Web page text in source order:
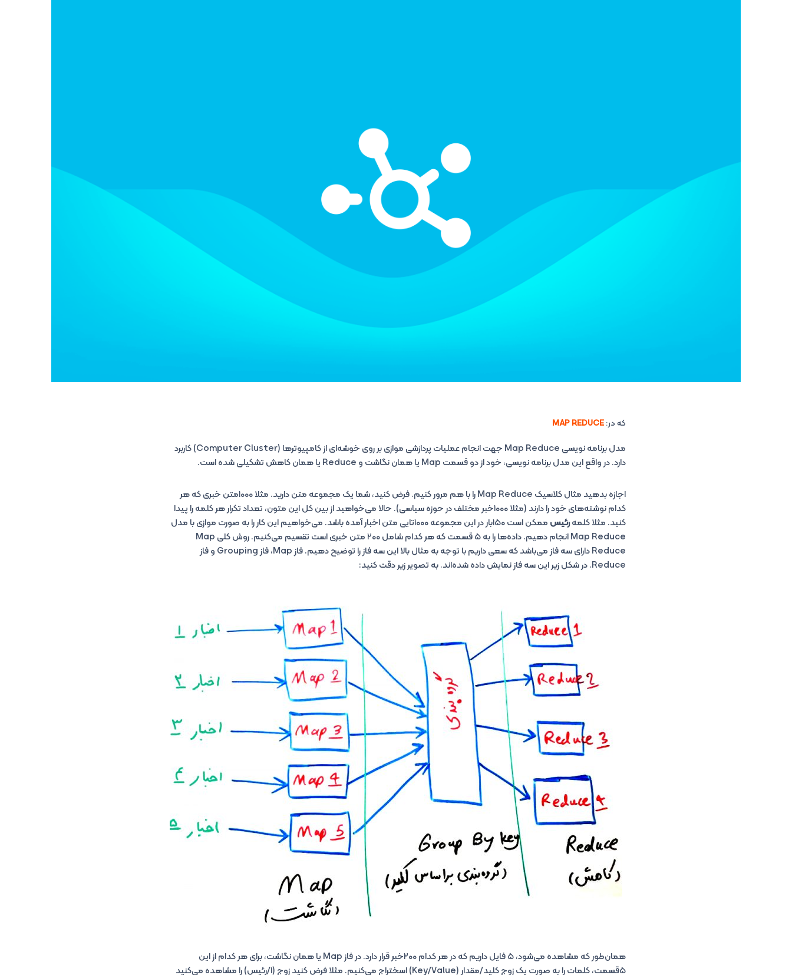
که در:MAP REDUCE
مدل برنامه نویسی Map Reduce جهت انجام عملیات پردازشی موازی بر روی خوشه‌ای از کامپیوتر‌ها (Computer Cluster) کاربرد
دارد. در واقع این مدل برنامه نویسی، خود از دو قسمت Map یا همان نگاشت و Reduce یا همان کاهش تشکیلی شده است.
اجازه بدهید مثال کلاسیک Map Reduce را با هم مرور کنیم. فرض کنید، شما یک مجموعه متن دارید. مثلا ۱۰۰۰متن خبری که هر
کدام نوشته‌های خود را دارند (مثلا ۱۰۰۰خبر مختلف در حوزه سیاسی). حالا می‌خواهید از بین کل این متون، تعداد تکرار هر کلمه را پیدا
کنید. مثلا کلمهرئیس
ممکن است ۱۵۰بار در این مجموعه ۱۰۰۰تایی متن اخبار آمده باشد. می‌خواهیم این کار را به صورت موازی با مدل
Map Reduce انجام دهیم. داده‌ها را به ۵ قسمت که هر کدام شامل ۲۰۰ متن خبری است تقسیم می‌کنیم. روش کلی Map
Reduce دارای سه فاز می‌باشد که سعی داریم با توجه به مثال بالا این سه فاز را توضیح دهیم. فاز Map، فاز Grouping و فاز
Reduce. در شکل زیر این سه فاز نمایش داده شده‌اند. به تصویر زیر دقت کنید:
همان‌طور که مشاهده می‌شود، ۵ فایل داریم که در هر کدام ۲۰۰خبر قرار دارد. در فاز Map یا همان نگاشت، برای هر کدام از این
۵قسمت، کلمات را به صورت یک زوج کلید/مقدار (Key/Value) اسختراج می‌کنیم. مثلا فرض کنید زوج (۱/رئیس) را مشاهده می‌کنید